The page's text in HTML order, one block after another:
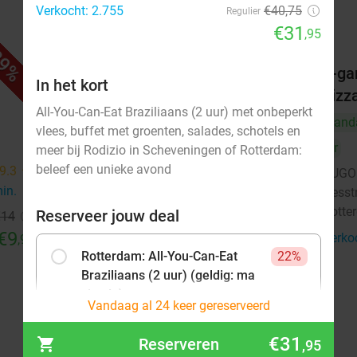
9.3 star
,95
pizza bij SUGO
Vandaag
SUGO Pizza Rotterdam Aert van
Nesstraat
9.2star
Verkocht: 394
€17,95
2-
Vr
Verkocht: 2.755
Regulier €40,75
€31 ,95
In het kort
All-You-Can-Eat Braziliaans (2 uur) met onbeperkt
vlees, buffet met groenten, salades, schotels en
meer bij Rodizio in Scheveningen of Rotterdam:
beleef een unieke avond
Reserveer jouw deal
Rotterdam: All-You-Can-Eat
Braziliaans (2 uur) (geldig: ma
t/m do)
22%
Verkocht: 773 €40,75 €31,95
Vandaag al 24 keer gereserveerd
Reserveren €31 ,95